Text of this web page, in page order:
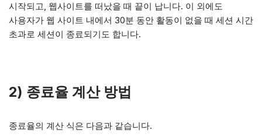
시작되고, 웹사이트를 떠났을 때 끝이 납니다. 이 외에도
사용자가 웹 사이트 내에서 30분 동안 활동이 없을 때 세션 시간
초과로 세션이 종료되기도 합니다.
2) 종료율 계산 방법
종료율의 계산 식은 다음과 같습니다.